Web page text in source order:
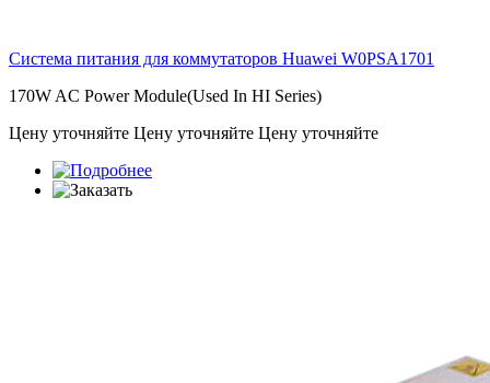
Система питания для коммутаторов Huawei W0PSA1701
170W AC Power Module(Used In HI Series)
Цену уточняйте Цену уточняйте Цену уточняйте